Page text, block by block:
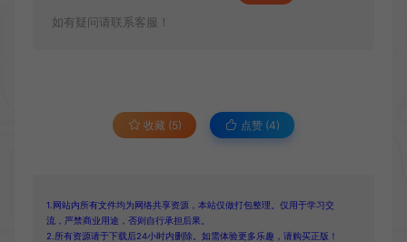
如有疑问请联系客服！
收藏 (5) 点赞 (4)
1.网站内所有文件均为网络共享资源，本站仅做打包整理。仅用于学习交
流，严禁商业用途，否则自行承担后果。
2.所有资源请于下载后24小时内删除。如需体验更多乐趣，请购买正版！